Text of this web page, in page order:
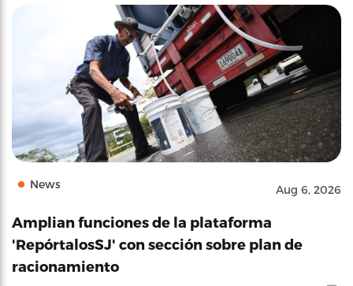
News Aug 6, 2026
Amplian funciones de la plataforma
'RepórtalosSJ' con sección sobre plan de
racionamiento